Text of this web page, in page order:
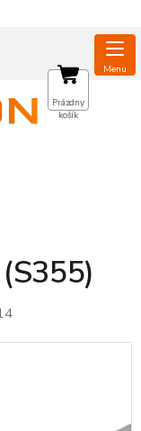
NÁKUPNÝ
KOŠÍK
Prázdny
košík